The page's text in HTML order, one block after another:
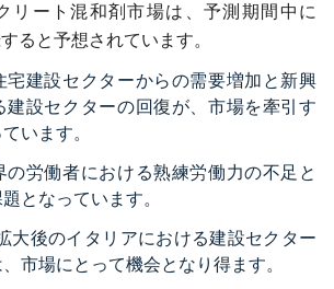
リート混和剤市場は、予測期間中に
ると予想されています。
宅建設セクターからの需要増加と新興
建設セクターの回復が、市場を牽引す
います。
の労働者における熟練労働力の不足と
となっています。
大後のイタリアにおける建設セクター
市場にとって機会となり得ます。